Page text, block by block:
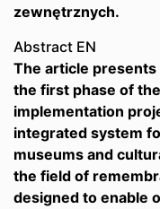
zewnętrznych.
Abstract EN
The article
the first phase of
implementation
integrated system
museums and
the field of
designed to enable